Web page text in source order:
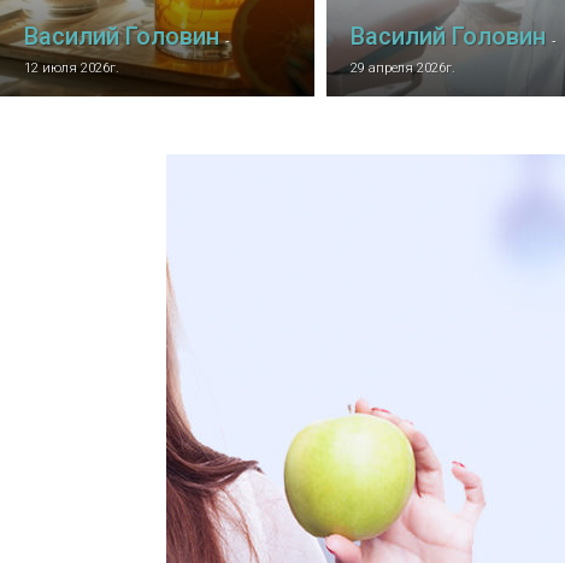
Василий Головин -
12 июля 2026г.
Василий Головин -
29 апреля 2026г.